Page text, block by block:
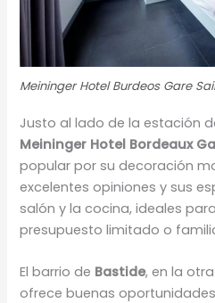
Meininger Hotel Burdeos Gare
Justo al lado de la estación
Meininger Hotel Bordeaux
popular por su decoración
excelentes opiniones y sus
salón y la cocina, ideales
presupuesto limitado o
El barrio de Bastide, en la
ofrece buenas